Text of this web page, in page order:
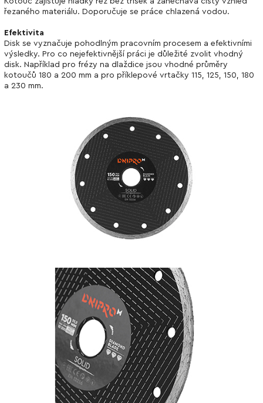
řezaného materiálu. Doporučuje se práce chlazená vodou.
Efektivita
Disk se vyznačuje pohodlným pracovním procesem a efektivními
výsledky. Pro co nejefektivnější práci je důležité zvolit vhodný
disk. Například pro frézy na dlaždice jsou vhodné průměry
kotoučů 180 a 200 mm a pro příklepové vrtačky 115, 125, 150, 180
a 230 mm.